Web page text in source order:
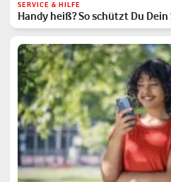
SERVICE & HILFE
Handy heiß? So schützt Du